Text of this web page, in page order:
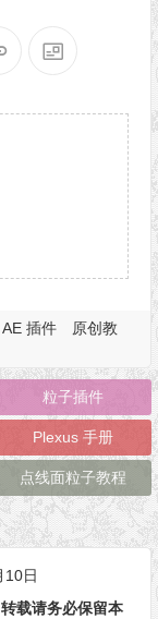
AE 插件
原创教
粒子插件
Plexus 手册
点线面粒子教程
10日
载请务必保留本